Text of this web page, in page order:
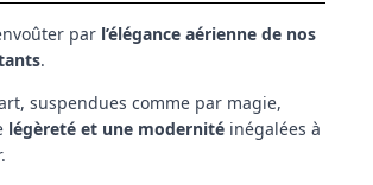
par l’élégance aérienne de nos
.
suspendues comme par magie,
légèreté et une modernité inégalées à